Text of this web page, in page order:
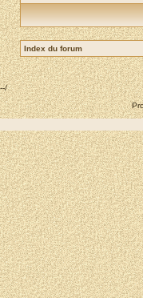
Index du forum
--/